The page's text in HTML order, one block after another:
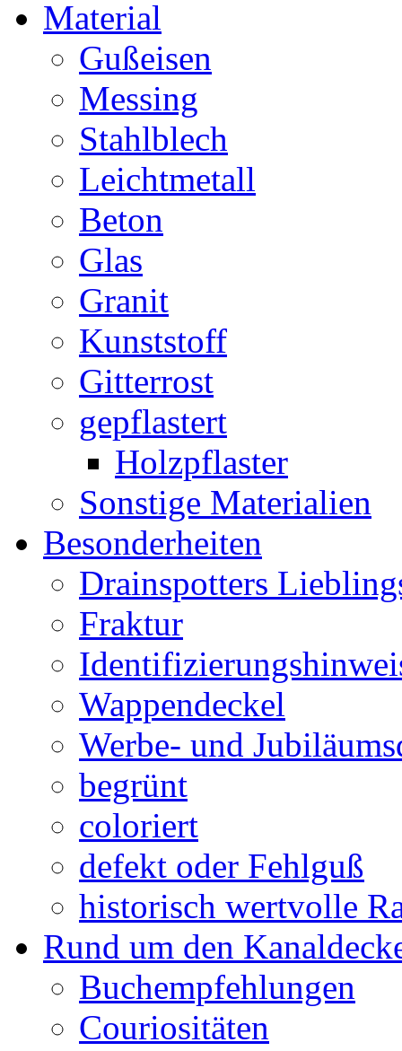
Material
Gußeisen
Messing
Stahlblech
Leichtmetall
Beton
Glas
Granit
Kunststoff
Gitterrost
gepflastert
Holzpflaster
Sonstige Materialien
Besonderheiten
Drainspotters
Fraktur
Wappendeckel
Werbe- und
begrünt
coloriert
defekt oder Fehlguß
historisch wertvolle
Rund um den
Buchempfehlungen
Couriositäten